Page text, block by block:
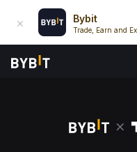
Bybit
Trade, Earn and